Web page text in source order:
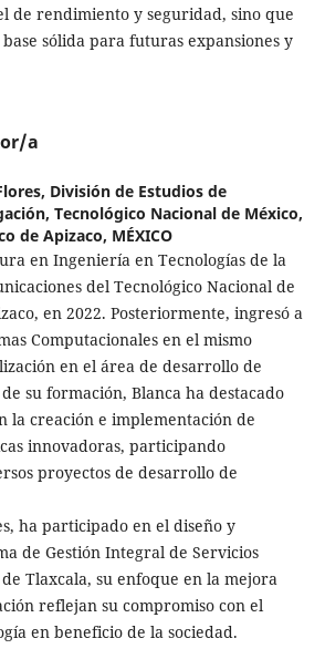
de rendimiento y seguridad, sino que
sólida para futuras expansiones y
a
División de Estudios de
Tecnológico Nacional de México,
de Apizaco, MÉXICO
en Ingeniería en Tecnologías de la
del Tecnológico Nacional de
en 2022. Posteriormente, ingresó a
Computacionales en el mismo
en el área de desarrollo de
su formación, Blanca ha destacado
la creación e implementación de
innovadoras, participando
proyectos de desarrollo de
ha participado en el diseño y
de Gestión Integral de Servicios
Tlaxcala, su enfoque en la mejora
reflejan su compromiso con el
en beneficio de la sociedad.